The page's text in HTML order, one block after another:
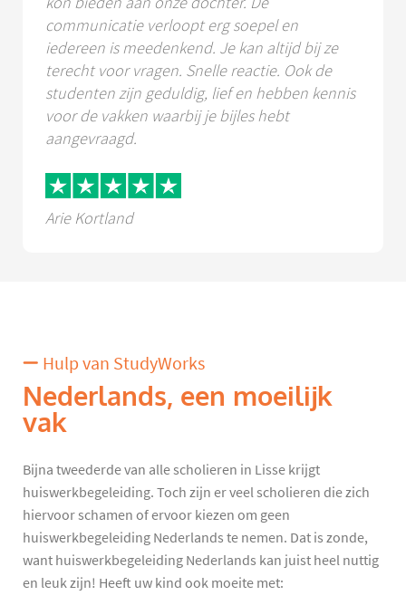
communicatie verloopt erg soepel en
iedereen is meedenkend. Je kan altijd bij ze
terecht voor vragen. Snelle reactie. Ook de
studenten zijn geduldig, lief en hebben kennis
voor de vakken waarbij je bijles hebt
aangevraagd.
Arie Kortland
Hulp van StudyWorks
Nederlands, een moeilijk
vak
Bijna tweederde van alle scholieren in Lisse krijgt
huiswerkbegeleiding. Toch zijn er veel scholieren die zich
hiervoor schamen of ervoor kiezen om geen
huiswerkbegeleiding Nederlands te nemen. Dat is zonde,
want huiswerkbegeleiding Nederlands kan juist heel nuttig
en leuk zijn! Heeft uw kind ook moeite met: